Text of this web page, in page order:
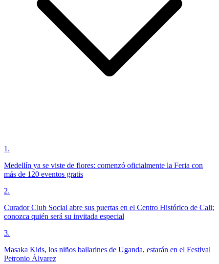
1 .
Medellín ya se viste de flores: comenzó oficialmente la Feria con
más de 120 eventos gratis
2.
Curador Club Social abre sus puertas en el Centro Histórico de Cali;
conozca quién será su invitada especial
3.
Masaka Kids, los niños bailarines de Uganda, estarán en el Festival
Petronio Álvarez